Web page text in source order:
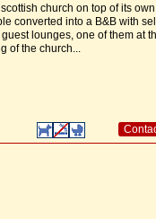
church on top of its own
converted into a B&B with
lounges, one of them at
the church...